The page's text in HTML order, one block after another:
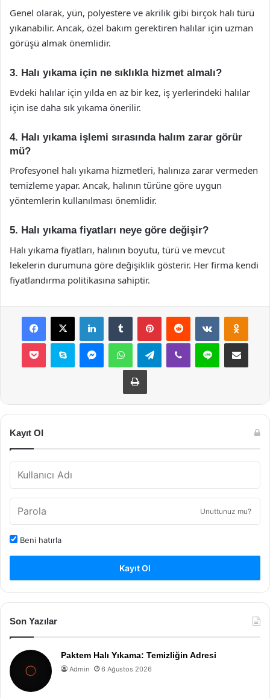
Genel olarak, yün, polyestere ve akrilik gibi birçok halı türü
yıkanabilir. Ancak, özel bakım gerektiren halılar için uzman
görüşü almak önemlidir.
3. Halı yıkama için ne sıklıkla hizmet almalı?
Evdeki halılar için yılda en az bir kez, iş yerlerindeki halılar
için ise daha sık yıkama önerilir.
4. Halı yıkama işlemi sırasında halım zarar görür
mü?
Profesyonel halı yıkama hizmetleri, halınıza zarar vermeden
temizleme yapar. Ancak, halının türüne göre uygun
yöntemlerin kullanılması önemlidir.
5. Halı yıkama fiyatları neye göre değişir?
Halı yıkama fiyatları, halının boyutu, türü ve mevcut
lekelerin durumuna göre değişiklik gösterir. Her firma kendi
fiyatlandırma politikasına sahiptir.
Facebook
X LinkedInTumblr PinterestReddit VKontakte
Pocket Skype MessengerWhatsAppTelegramViber Line E-Posta ile
Yazdır
Kayıt Ol
Unuttunuz mu?
Beni hatırla
Kayıt Ol
Son Yazılar
Paktem Halı Yıkama: Temizliğin Adresi
Admin 6 Ağustos 2026